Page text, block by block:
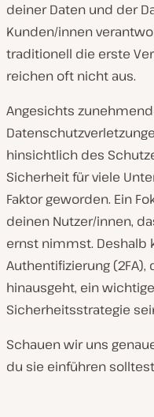
deiner Daten und der
Kunden/innen
traditionell die erste
reichen oft nicht aus.
Angesichts
hinsichtlich des
Sicherheit für viele
Faktor geworden. Ein
deinen Nutzer/innen,
ernst nimmst. Deshalb
Authentifizierung
hinausgeht, ein
Sicherheitsstrategie
Schauen wir uns
du sie einführen